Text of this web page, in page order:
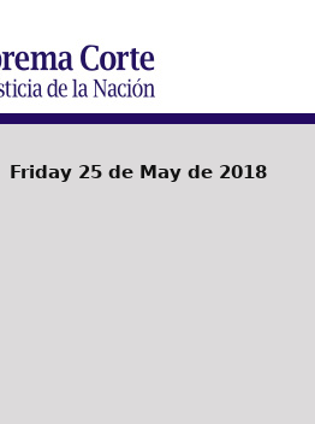
Friday 25 de May de 2018